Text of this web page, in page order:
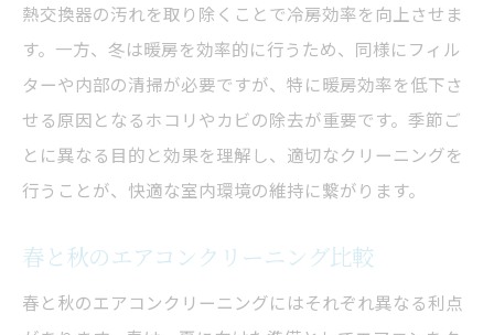
クリーニング頻度で変わる効果
定期的なエアコン掃除のメリット
効果的なクリーニングの頻度とは
エアコン性能を保つ掃除間隔
掃除がもたらすエアコンの変化
掃除時期が電気代に与える影響
熱交換器の汚れを取り除くことで冷房効率を向上させま
す。一方、冬は暖房を効率的に行うため、同様にフィル
ターや内部の清掃が必要ですが、特に暖房効率を低下さ
せる原因となるホコリやカビの除去が重要です。季節ご
とに異なる目的と効果を理解し、適切なクリーニングを
行うことが、快適な室内環境の維持に繋がります。
春と秋のエアコンクリーニング比較
春と秋のエアコンクリーニングにはそれぞれ異なる利点